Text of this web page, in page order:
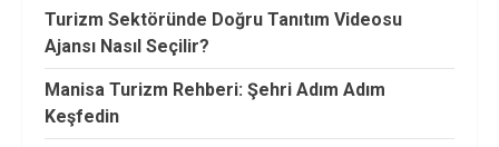
Turizm Sektöründe Doğru Tanıtım Videosu
Ajansı Nasıl Seçilir?
Manisa Turizm Rehberi: Şehri Adım Adım
Keşfedin